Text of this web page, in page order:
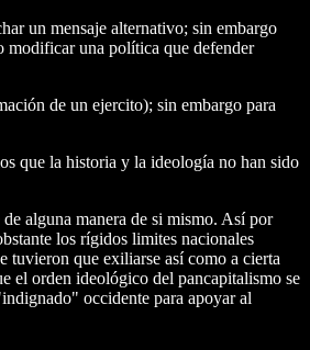
un mensaje alternativo; sin embargo
modificar una política que defender
de un ejercito); sin embargo para
que la historia y la ideología no han sido
alguna manera de si mismo. Así por
los rígidos limites nacionales
tuvieron que exiliarse así como a cierta
el orden ideológico del pancapitalismo se
occidente para apoyar al